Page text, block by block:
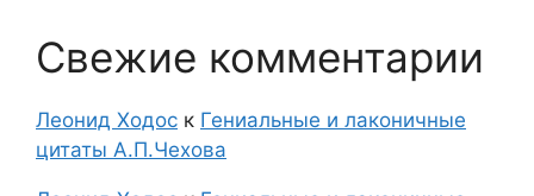
Свежие комментарии
Леонид Ходос к Гениальные и лаконичные
цитаты А.П.Чехова